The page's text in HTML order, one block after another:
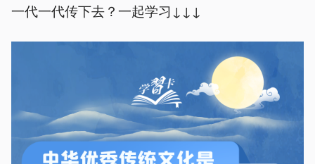
一代一代传下去？一起学习↓↓↓